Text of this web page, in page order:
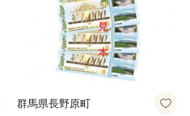
群馬県長野原町